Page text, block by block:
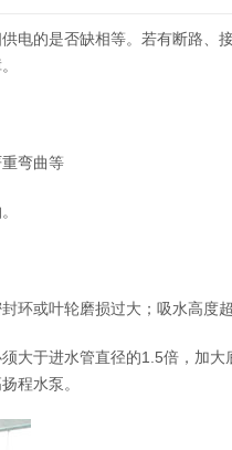
电的是否缺相等。若有断路、
弯曲等
环或叶轮磨损过大；吸水高度
大于进水管直径的1.5倍，加大
程水泵。